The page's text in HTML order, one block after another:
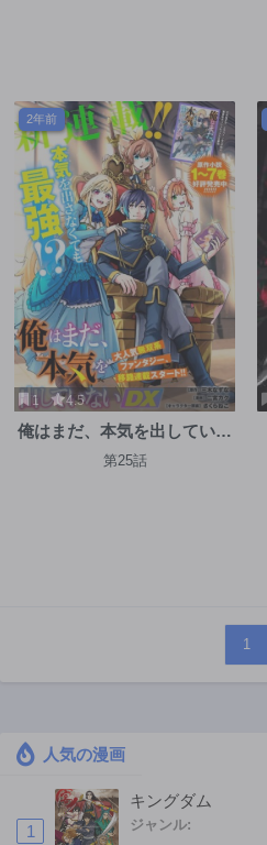
2年前
1 4.5
俺はまだ、本気を出していな
い
第25話
1
人気の漫画
1
キングダム
ジャンル: